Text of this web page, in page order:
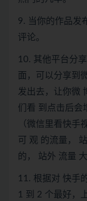
9. 当你的作品发
评论。
10. 其他平台分
面，可以分享到
发出去，让你微
们看 到点击后会
（微信里看快手
可 观 的流量，
的， 站外 流量
11. 根据对 快手
1 到 2 个最好，